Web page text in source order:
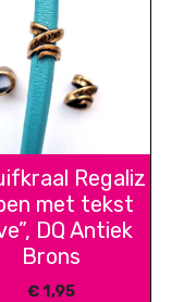
Regaliz
met tekst
DQ Antiek
Brons
€1,95